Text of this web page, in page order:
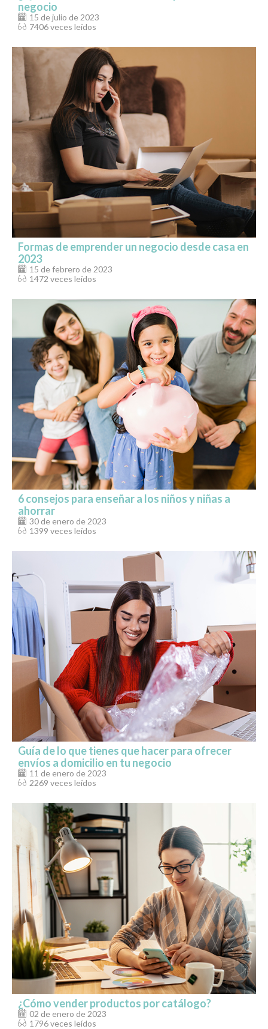
negocio
15 de julio de 2023
7406 veces leídos
Formas de emprender un negocio desde casa en
2023
15 de febrero de 2023
1472 veces leídos
6 consejos para enseñar a los niños y niñas a
ahorrar
30 de enero de 2023
1399 veces leídos
Guía de lo que tienes que hacer para ofrecer
envíos a domicilio en tu negocio
11 de enero de 2023
2269 veces leídos
¿Cómo vender productos por catálogo?
02 de enero de 2023
1796 veces leídos